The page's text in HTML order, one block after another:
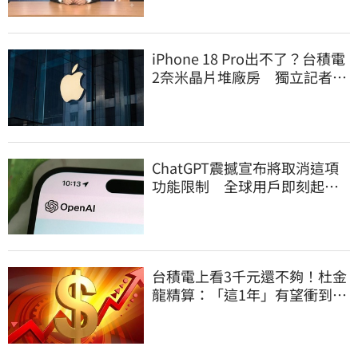
iPhone 18 Pro出不了？台積電
2奈米晶片堆廠房 獨立記者曝
ChatGPT震撼宣布將取消這項
功能限制 全球用戶即刻起
台積電上看3千元還不夠！杜金
龍精算：「這1年」有望衝到5